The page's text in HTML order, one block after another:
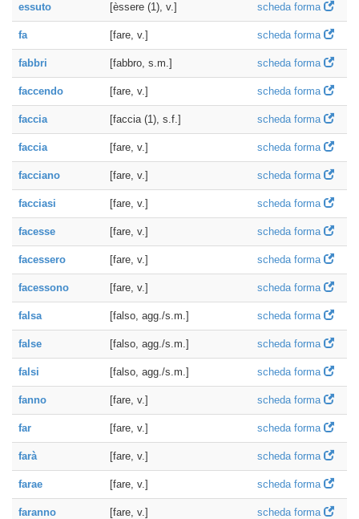
essuto [èssere (1), v.] scheda forma
fa [fare, v.] scheda forma
fabbri [fabbro, s.m.] scheda forma
faccendo [fare, v.] scheda forma
faccia [faccia (1), s.f.] scheda forma
faccia [fare, v.] scheda forma
facciano [fare, v.] scheda forma
facciasi [fare, v.] scheda forma
facesse [fare, v.] scheda forma
facessero [fare, v.] scheda forma
facessono [fare, v.] scheda forma
falsa [falso, agg./s.m.] scheda forma
false [falso, agg./s.m.] scheda forma
falsi [falso, agg./s.m.] scheda forma
fanno [fare, v.] scheda forma
far [fare, v.] scheda forma
farà [fare, v.] scheda forma
farae [fare, v.] scheda forma
faranno [fare, v.] scheda forma